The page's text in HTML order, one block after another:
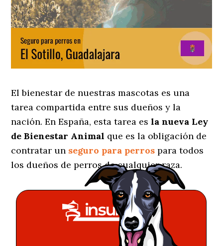
El bienestar de nuestras mascotas es una
tarea compartida entre sus dueños y la
nación. En España, esta tarea esla nueva Ley
de Bienestar Animal que es la obligación de
contratar un seguro para perros para todos
los dueños de perros de cualquier raza.